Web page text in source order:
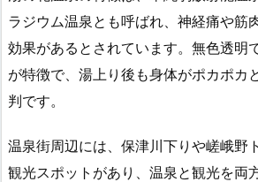
ラジウム温泉とも呼ばれ、神経痛や筋
効果があるとされています。無色透明
が特徴で、湯上り後も身体がポカポカ
判です。
温泉街周辺には、保津川下りや嵯峨野
観光スポットがあり、温泉と観光を両